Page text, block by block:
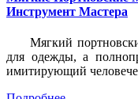
Инструмент Мастера
Мягкий
для одежды, а
имитирующий